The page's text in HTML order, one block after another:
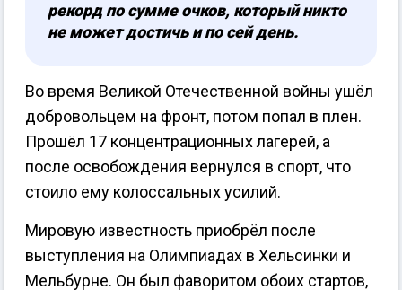
рекорд по сумме очков, который никто
не может достичь и по сей день.
Во время Великой Отечественной войны ушёл
добровольцем на фронт, потом попал в плен.
Прошёл 17 концентрационных лагерей, а
после освобождения вернулся в спорт, что
стоило ему колоссальных усилий.
Мировую известность приобрёл после
выступления на Олимпиадах в Хельсинки и
Мельбурне. Он был фаворитом обоих стартов,